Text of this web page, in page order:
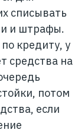
списывать
и штрафы.
кредиту, у
средства на
потом
если